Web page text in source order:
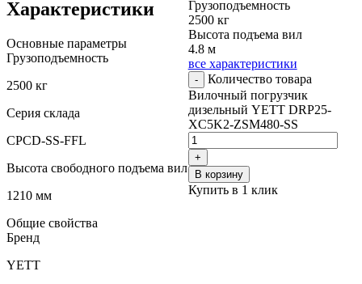
Грузоподъемность
2500 кг
Высота подъема вил
4.8 м
все характеристики
-
Количество товара
Вилочный погрузчик
дизельный YETT DRP25-
XC5K2-ZSM480-SS
+
В корзину
Купить в 1 клик
Характеристики
Основные параметры
Грузоподъемность
2500 кг
Серия склада
CPCD-SS-FFL
Высота свободного подъема вил
1210 мм
Общие свойства
Бренд
YETT